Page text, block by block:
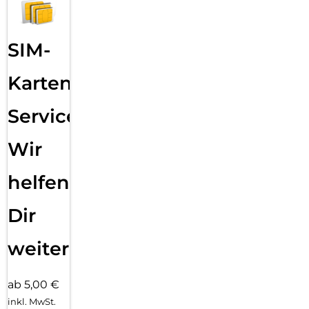
SIM-
Karten
Service:
Wir
helfen
Dir
weiter
ab 5,00 €
inkl. MwSt.